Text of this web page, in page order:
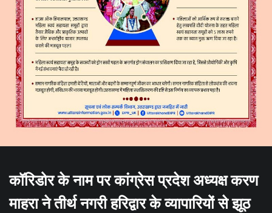
कॉरिडोर के नाम पर कांग्रेस प्रदेश अध्यक्ष करण
माहरा ने तीर्थ नगरी हरिद्वार के व्यापारियों से झूठ